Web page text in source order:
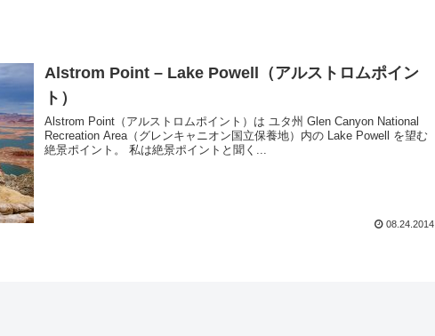
Alstrom Point – Lake Powell（アルストロムポイン
ト）
Alstrom Point（アルストロムポイント）は ユタ州 Glen Canyon National
Recreation Area（グレンキャニオン国立保養地）内の Lake Powell を望む
絶景ポイント。 私は絶景ポイントと聞く...
08.24.2014